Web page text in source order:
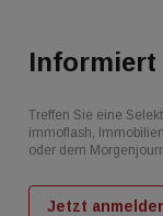
Informiert
Treffen Sie eine
immoflash,
oder dem
Jetzt